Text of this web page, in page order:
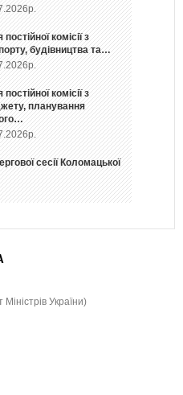
комісії з
будівництва та…
комісії з
планування
сесії Коломацької
України)